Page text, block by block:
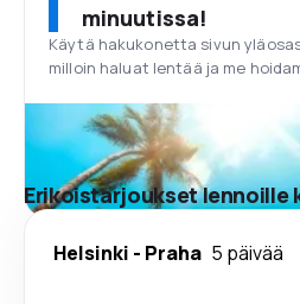
minuutissa!
Käytä hakukonetta sivun
milloin haluat lentää ja me
Erikoistarjoukset lennoille
Helsinki - Praha 5 päivää